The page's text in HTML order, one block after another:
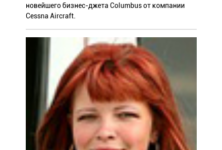
новейшего бизнес-джета Columbus от компании
Cessna Aircraft.